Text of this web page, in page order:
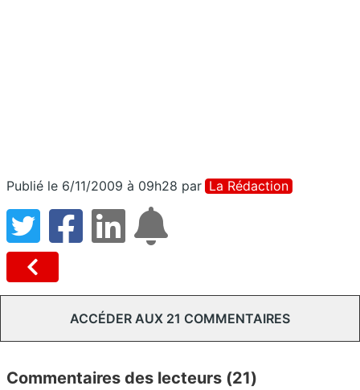
Publié le 6/11/2009 à 09h28 par La Rédaction
ACCÉDER AUX 21 COMMENTAIRES
Commentaires des lecteurs (21)